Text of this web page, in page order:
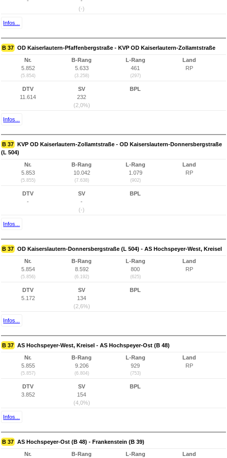
(-)
Infos...
B 37 OD Kaiserlautern-Pfaffenbergstraße - KVP OD Kaiserlautern-Zollamtstraße
Nr.
5.852
(5.854)
B-Rang
5.633
(3.258)
L-Rang
461
(297)
Land
RP
DTV
11.614
SV
232
(2,0%)
BPL
Infos...
B 37 KVP OD Kaiserlautern-Zollamtstraße - OD Kaiserslautern-Donnersbergstraße
(L 504)
Nr.
5.853
(5.855)
B-Rang
10.042
(7.638)
L-Rang
1.079
(902)
Land
RP
DTV
-
SV
-
(-)
BPL
Infos...
B 37 OD Kaiserslautern-Donnersbergstraße (L 504) - AS Hochspeyer-West, Kreisel
Nr.
5.854
(5.856)
B-Rang
8.592
(6.192)
L-Rang
800
(625)
Land
RP
DTV
5.172
SV
134
(2,6%)
BPL
Infos...
B 37 AS Hochspeyer-West, Kreisel - AS Hochspeyer-Ost (B 48)
Nr.
5.855
(5.857)
B-Rang
9.206
(6.804)
L-Rang
929
(753)
Land
RP
DTV
3.852
SV
154
(4,0%)
BPL
Infos...
B 37 AS Hochspeyer-Ost (B 48) - Frankenstein (B 39)
Nr.
B-Rang
L-Rang
Land